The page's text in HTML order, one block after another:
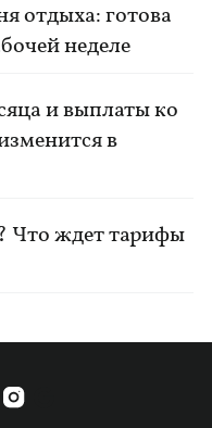
отдыха: готова
неделе
и выплаты ко
в
Что ждет тарифы